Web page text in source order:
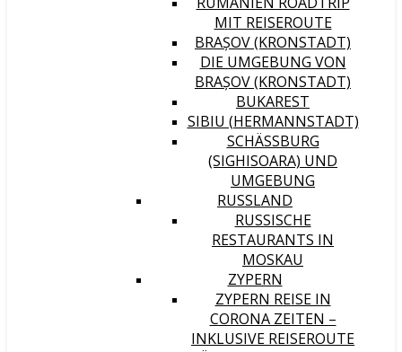
MIT REISEROUTE
BRAȘOV (KRONSTADT)
DIE UMGEBUNG VON
BRAȘOV (KRONSTADT)
BUKAREST
SIBIU (HERMANNSTADT)
SCHÄSSBURG (
SIGHISOARA) UND U
MGEBUNG
RUSSLAND
RUSSISCHE
RESTAURANTS IN
MOSKAU
ZYPERN
ZYPERN REISE IN
CORONA ZEITEN –
INKLUSIVE REISEROUTE